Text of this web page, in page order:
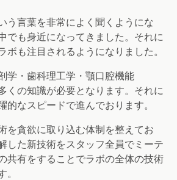
う言葉を非常によく聞くようにな
でも身近になってきました。それに
ボも注目されるようになりました。
学・歯科理工学・顎口腔機能
くの知識が必要となります。それに
的なスピードで進んでおります。
を貪欲に取り込む体制を整えてお
した新技術をスタッフ全員でミーテ
共有をすることでラボの全体の技術
。